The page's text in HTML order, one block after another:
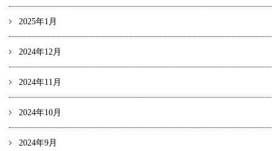
2025年1月
2024年12月
2024年11月
2024年10月
2024年9月